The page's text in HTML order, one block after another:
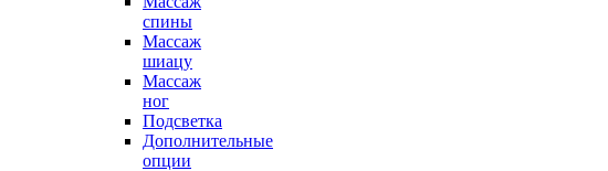
спины
Массаж
шиацу
Массаж
ног
Подсветка
Дополнительные
опции